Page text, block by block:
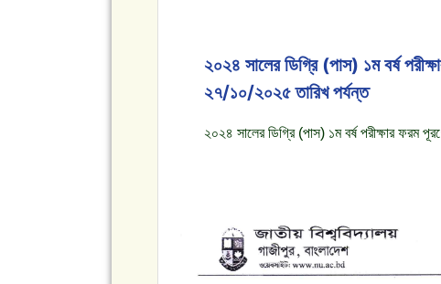
২০২৪ সালের ডিগ্রি (পাস) ১ম বর্ষ
২৭/১০/২০২৫ তারিখ পর্যন্ত
২০২৪ সালের ডিগ্রি (পাস) ১ম বর্ষ পরীক্ষার ফরম